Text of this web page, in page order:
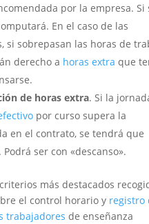
por la empresa. Si
En el caso de las
si sobrepasan las horas de
derecho a horas extra que
de horas extra. Si la
por curso supera la
en el contrato, se tendrá que
ser con «descanso».
más destacados
el control horario y registro
trabajadores de enseñanza